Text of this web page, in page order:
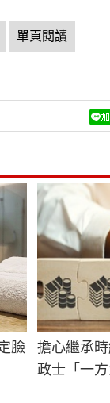
單頁閱讀
臉
擔心繼承
政士「一